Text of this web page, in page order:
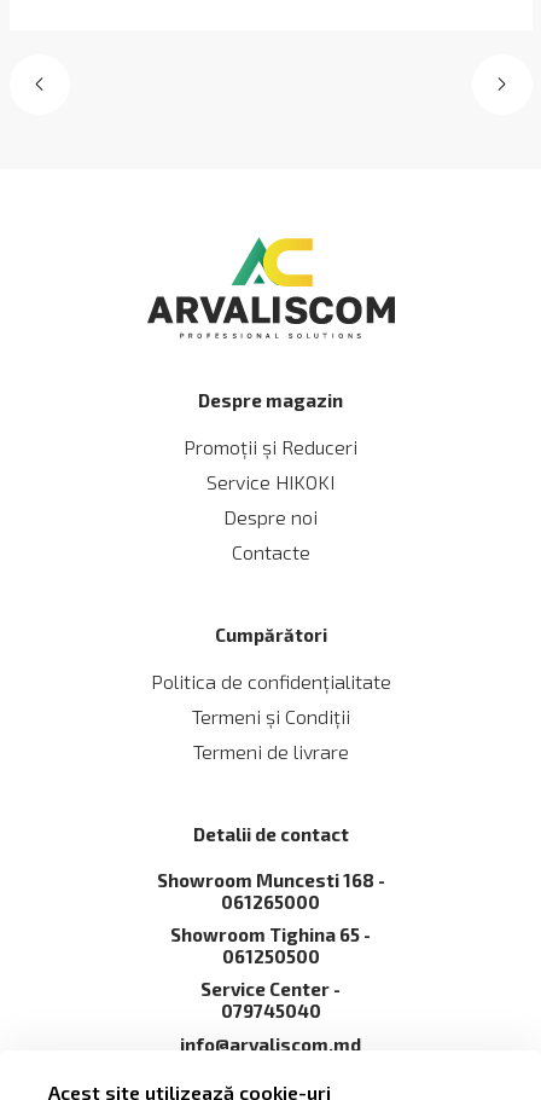
Despre magazin
Promoții și Reduceri
Service HIKOKI
Despre noi
Contacte
Cumpărători
Politica de confidențialitate
Termeni și Сondiții
Termeni de livrare
Detalii de contact
Showroom Muncesti 168 -
061265000
Showroom Tighina 65 -
061250500
Service Сenter -
079745040
info@arvaliscom.md
Moldova, Chișinău,
Acest site utilizează cookie-uri